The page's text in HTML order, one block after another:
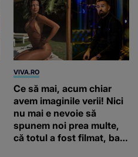
VIVA.RO
Ce să mai, acum chiar
avem imaginile verii! Nici
nu mai e nevoie să
spunem noi prea multe,
că totul a fost filmat, ba